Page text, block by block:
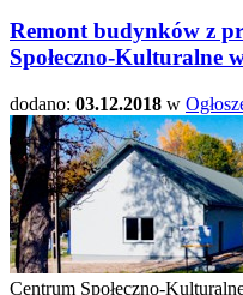
Remont budynków z
Społeczno-Kulturalne
dodano: 03.12.2018 w
Centrum Społeczno-